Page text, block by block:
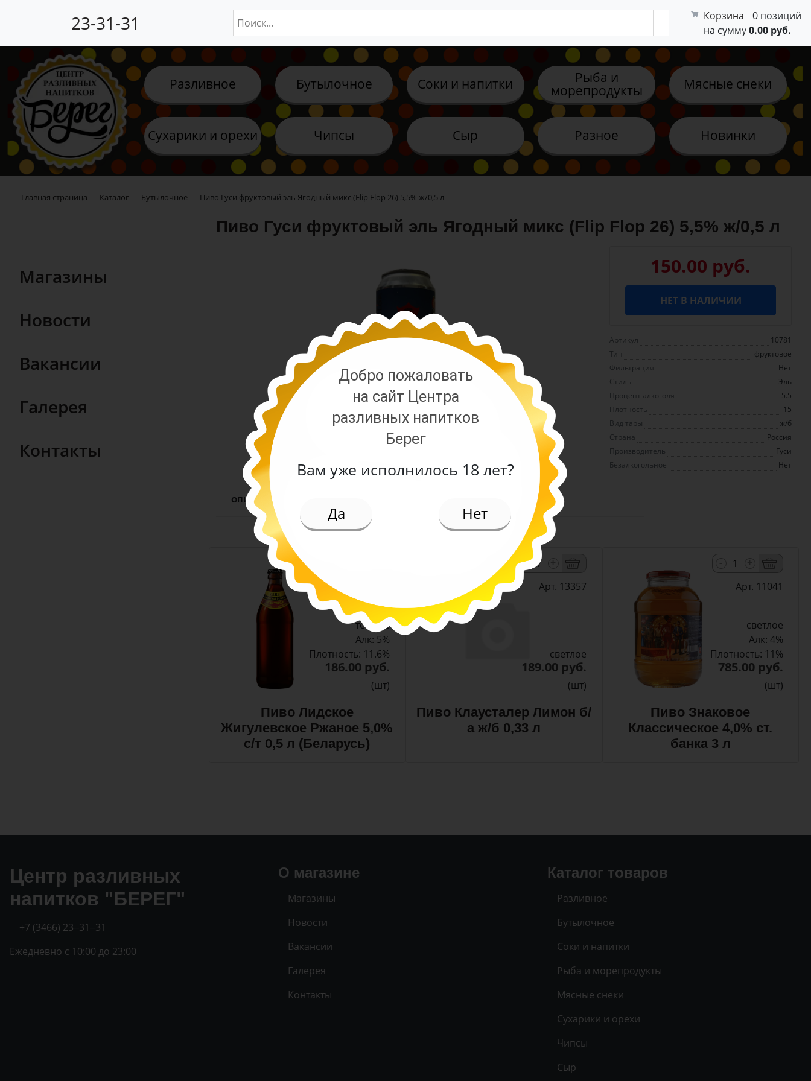
23-31-31 Корзина
0 позиций
на сумму0.00 руб.
Разливное Бутылочное Соки и напитки Рыба и
морепродукты Мясные снеки
Сухарики и орехи Чипсы Сыр Разное Новинки
Главная страница Каталог Бутылочное Пиво Гуси фруктовый эль Ягодный микс (Flip Flop 26) 5,5% ж/0,5 л
Магазины
Новости
Вакансии
Галерея
Контакты
Пиво Гуси фруктовый эль Ягодный микс (Flip Flop 26) 5,5% ж/0,5 л
150.00 руб.
НЕТ В НАЛИЧИИ
Артикул
10781
Тип
фруктовое
Фильтрация
Нет
Стиль
Эль
Процент алкоголя
5.5
Плотность
15
Вид тары
ж/б
Страна
Россия
Производитель
Гуси
Безалкогольное
Нет
ОПИСАНИЕ
темное
Алк: 5%
Плотность: 11.6%
186.00 руб.
(шт)
Пиво Лидское
Жигулевское Ржаное 5,0%
с/т 0,5 л (Беларусь)
-
Арт. 13357
светлое
189.00 руб.
(шт)
Пиво Клаусталер Лимон б/
а ж/б 0,33 л
Арт. 11041
светлое
Алк: 4%
Плотность: 11%
785.00 руб.
(шт)
Пиво Знаковое
Классическое 4,0% ст.
банка 3 л
О магазине
Магазины
Новости
Вакансии
Галерея
Контакты
Каталог товаров
Разливное
Бутылочное
Соки и напитки
Рыба и морепродукты
Мясные снеки
Сухарики и орехи
Чипсы
Сыр
Центр разливных
напитков "БЕРЕГ"
+7 (3466) 23‒31‒31
Ежедневно с 10:00 до 23:00
Добро пожаловать
на сайт Центра
разливных напитков
Берег
Вам уже исполнилось 18 лет?
Да Нет